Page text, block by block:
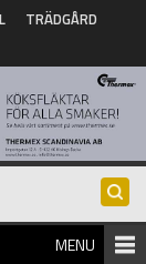
TRÄDGÅRD
MENU